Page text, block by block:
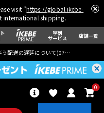
visit "https://global.ikebe-
international shipping.
学割
サービス 店舗一覧
う配送の遅延について(07月29日
0